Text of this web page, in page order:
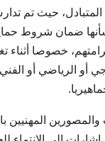
حيث تم
شأنها ضمان شروط
خصوصا أثناء
أو الرياضي أو
والمصورين المهنيين